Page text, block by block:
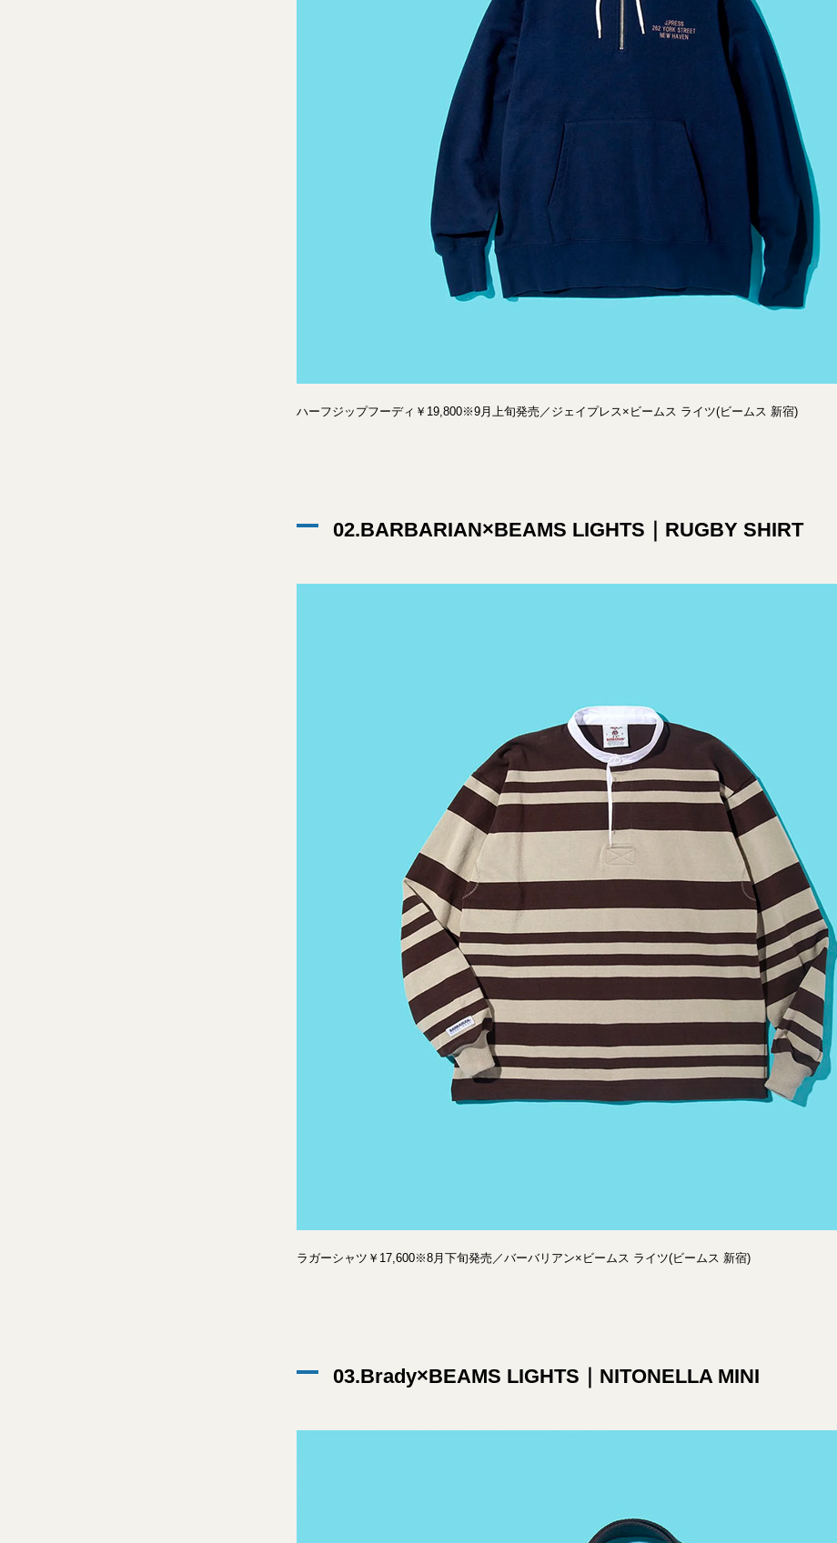
ハーフジップフーディ￥19,800※9月上旬発売／ジェイプレス×ビームス ライツ(ビームス 新宿)
02.BARBARIAN×BEAMS LIGHTS｜RUGBY SHIRT
ラガーシャツ￥17,600※8月下旬発売／バーバリアン×ビームス ライツ(ビームス 新宿)
03.Brady×BEAMS LIGHTS｜NITONELLA MINI